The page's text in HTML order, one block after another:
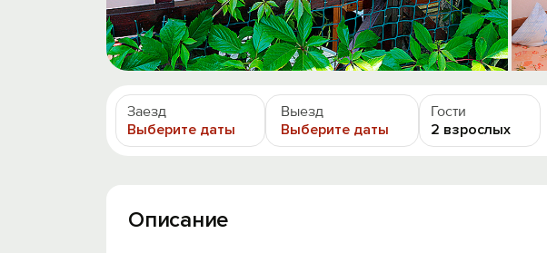
Заезд
Выберите даты
Выезд
Выберите даты
Гости
2 взрослых
Описание